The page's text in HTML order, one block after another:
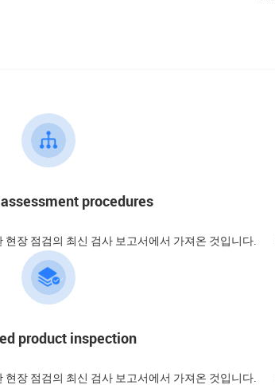
procedures
장 점검의 최신 검사 보고서에서 가져온 것입니다.
product inspection
장 점검의 최신 검사 보고서에서 가져온 것입니다.